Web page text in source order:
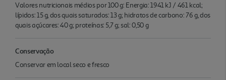
Valores nutricionais médios por 100 g: Energia: 1941 kJ / 461 kcal;
lípidos: 15 g, dos quais saturados: 13 g; hidratos de carbono: 76 g, dos
quais açúcares: 40 g; proteínas: 5,7 g; sal: 0,50 g
Conservação
Conservar em local seco e fresco